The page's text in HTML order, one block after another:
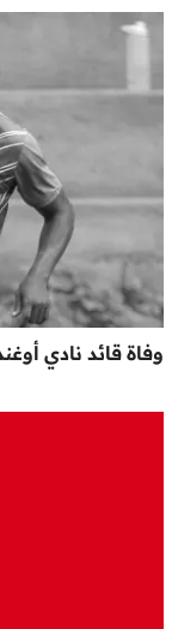
وفاة قائد نادي